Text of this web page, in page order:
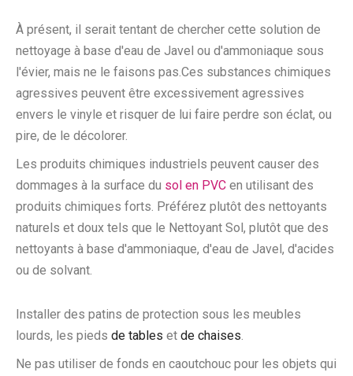
À présent, il serait tentant de chercher cette solution de
nettoyage à base d'eau de Javel ou d'ammoniaque sous
l'évier, mais ne le faisons pas.Ces substances chimiques
agressives peuvent être excessivement agressives
envers le vinyle et risquer de lui faire perdre son éclat, ou
pire, de le décolorer.
Les produits chimiques industriels peuvent causer des
dommages à la surface du sol en PVC en utilisant des
produits chimiques forts. Préférez plutôt des nettoyants
naturels et doux tels que le Nettoyant Sol, plutôt que des
nettoyants à base d'ammoniaque, d'eau de Javel, d'acides
ou de solvant.
Installer des patins de protection sous les meubles
lourds, les pieds de tables et de chaises
Ne pas utiliser de fonds en caoutchouc pour les objets qui